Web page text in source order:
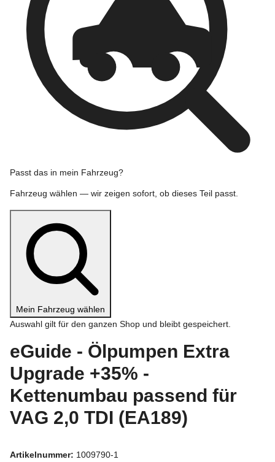
Passt das in mein Fahrzeug?
Fahrzeug wählen — wir zeigen sofort, ob dieses Teil passt.
Mein Fahrzeug wählen
Auswahl gilt für den ganzen Shop und bleibt gespeichert.
eGuide - Ölpumpen Extra
Upgrade +35% -
Kettenumbau passend für
VAG 2,0 TDI (EA189)
Artikelnummer: 1009790-1